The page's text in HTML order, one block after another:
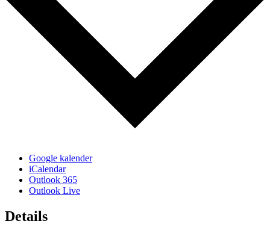
Google kalender
iCalendar
Outlook 365
Outlook Live
Details